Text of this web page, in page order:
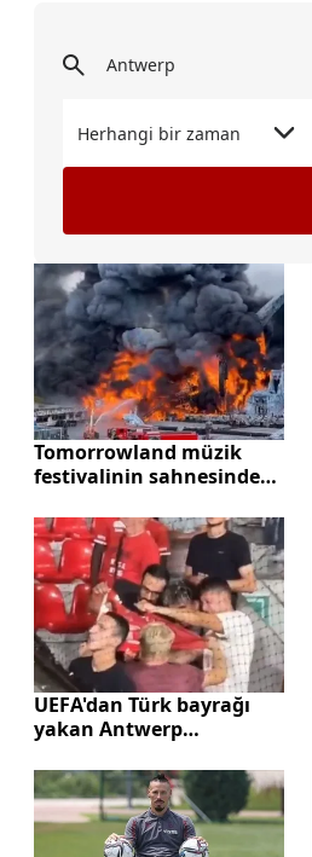
Herhangi bir zaman
Tomorrowland müzik
festivalinin sahnesinde
UEFA'dan Türk bayrağı
yakan Antwerp